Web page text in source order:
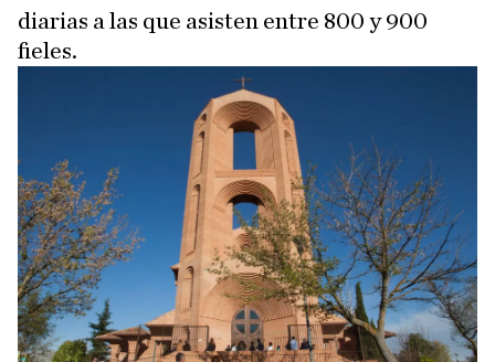
diarias a las que asisten entre 800 y 900
fieles.